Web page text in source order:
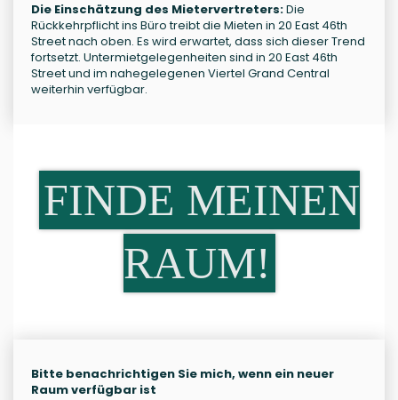
Die Einschätzung des Mietervertreters:Die
Rückkehrpflicht ins Büro treibt die Mieten in 20 East 46th
Street nach oben. Es wird erwartet, dass sich dieser Trend
fortsetzt. Untermietgelegenheiten sind in 20 East 46th
Street und im nahegelegenen Viertel Grand Central
weiterhin verfügbar.
FINDE MEINEN
RAUM!
Bitte benachrichtigen Sie mich, wenn ein neuer
Raum verfügbar ist